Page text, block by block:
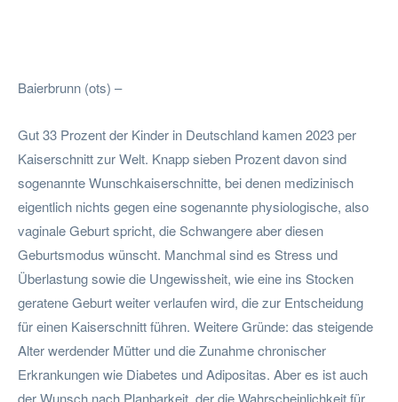
Baierbrunn (ots) –
Gut 33 Prozent der Kinder in Deutschland kamen 2023 per
Kaiserschnitt zur Welt. Knapp sieben Prozent davon sind
sogenannte Wunschkaiserschnitte, bei denen medizinisch
eigentlich nichts gegen eine sogenannte physiologische, also
vaginale Geburt spricht, die Schwangere aber diesen
Geburtsmodus wünscht. Manchmal sind es Stress und
Überlastung sowie die Ungewissheit, wie eine ins Stocken
geratene Geburt weiter verlaufen wird, die zur Entscheidung
für einen Kaiserschnitt führen. Weitere Gründe: das steigende
Alter werdender Mütter und die Zunahme chronischer
Erkrankungen wie Diabetes und Adipositas. Aber es ist auch
der Wunsch nach Planbarkeit, der die Wahrscheinlichkeit für